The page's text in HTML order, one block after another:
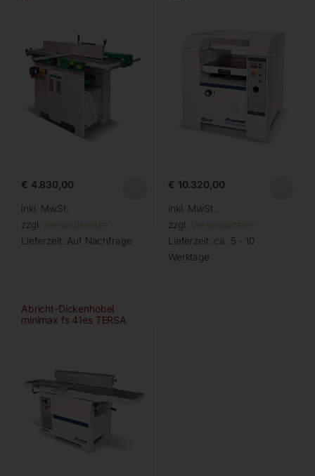
€ 4.830,00
inkl. MwSt.
zzgl. Versandkosten
Lieferzeit: Auf Nachfrage
€ 10.320,00
inkl. MwSt.
zzgl. Versandkosten
Lieferzeit: ca. 5 - 10
Werktage
Abricht-Dickenhobel
minimax fs 41es TERSA